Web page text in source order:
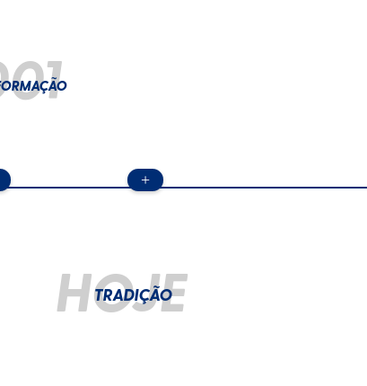
+
HOJE
TRADIÇÃO